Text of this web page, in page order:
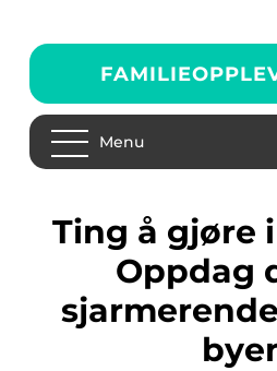
Menu
Ting å gjøre i Karlstad:
Oppdag